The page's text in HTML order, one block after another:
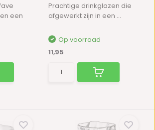
een
Prachtige drinkglazen die
afgewerkt zijn in een ...
Op voorraad
11,95